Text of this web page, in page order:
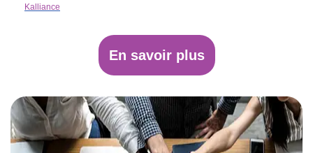
Kalliance
En savoir plus